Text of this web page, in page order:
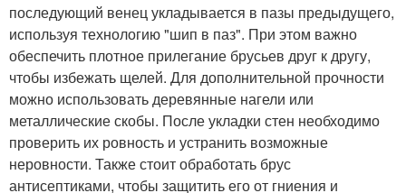
последующий венец укладывается в пазы предыдущего,
используя технологию "шип в паз". При этом важно
обеспечить плотное прилегание брусьев друг к другу,
чтобы избежать щелей. Для дополнительной прочности
можно использовать деревянные нагели или
металлические скобы. После укладки стен необходимо
проверить их ровность и устранить возможные
неровности. Также стоит обработать брус
антисептиками, чтобы защитить его от гниения и